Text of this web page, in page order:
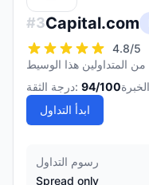
#3Capital.com
4.8/5
درجة الثقة: 94/100
ابدأ التداول
رسوم التداول
Spread only